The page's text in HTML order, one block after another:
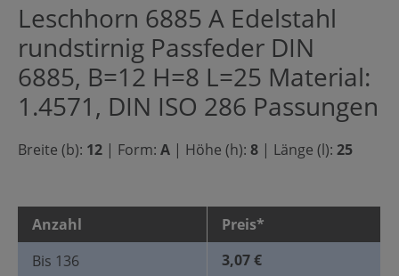
Leschhorn 6885 A Edelstahl
rundstirnig Passfeder DIN
6885, B=12 H=8 L=25 Material:
1.4571, DIN ISO 286 Passungen
Breite (b): 12 | Form: A | Höhe (h): 8 | Länge (l): 25
Anzahl
Preis*
Bis 136
3,07 €